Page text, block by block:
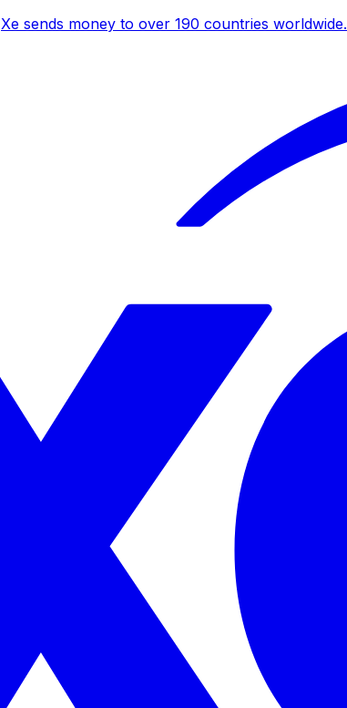
Xe sends money to over 190 countries worldwide.